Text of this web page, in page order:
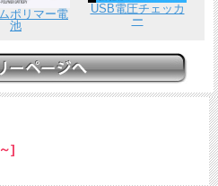
ポリマー電
池
USB電圧チェッカ
ー
]